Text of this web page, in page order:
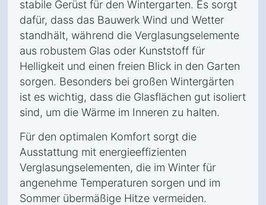
stabile Gerüst für den Wintergarten. Es sorgt
dafür, dass das Bauwerk Wind und Wetter
standhält, während die Verglasungselemente
aus robustem Glas oder Kunststoff für
Helligkeit und einen freien Blick in den Garten
sorgen. Besonders bei großen Wintergärten
ist es wichtig, dass die Glasflächen gut isoliert
sind, um die Wärme im Inneren zu halten.
Für den optimalen Komfort sorgt die
Ausstattung mit energieeffizienten
Verglasungselementen, die im Winter für
angenehme Temperaturen sorgen und im
Sommer übermäßige Hitze vermeiden.